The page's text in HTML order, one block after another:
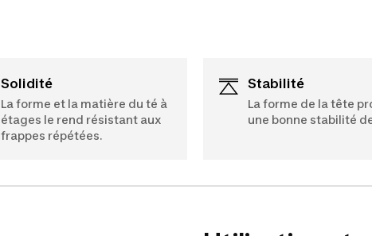
Solidité
La forme et la matière du té à
étages le rend résistant aux
frappes répétées.
Stabilité
La forme de la tête
une bonne stabilité